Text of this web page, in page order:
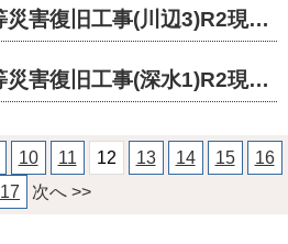
令和3年度 農地等災害復旧工事(川辺3)R2現年繰
令和3年度 農地等災害復旧工事(深水1)R2現年繰
10 11 12 13 14 15
16
17
次へ >>